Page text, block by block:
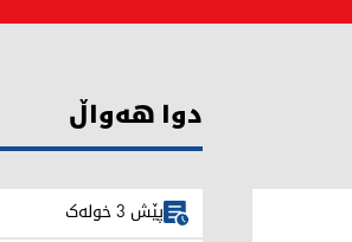
دوا هەواڵ
پێش 3 خولەک